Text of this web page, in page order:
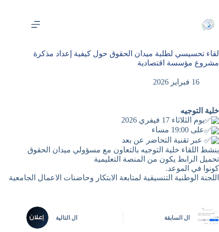
المحتوى
لقاء تحسيسي لطلبة ميدان الحقوق حول كيفية إعداد مذكرة
مشروع مؤسسة اقتصادية
16 فبراير 2026
خلية التوجيه
يوم الثلاثاء 17 فيفري 2026
على 19:00 مساء
عبر تقنية التحاضر عن بعد
ينشط اللقاء خلية التوجيه بالتعاون مع مسؤولي ميدان الحقوق
تحميل الرابط يكون من المنصة التعليمية
كونوا في الموعد.
اللجنة الوطنية التنسيقية لمتابعة الابتكار وحاضنات الاعمال الجامعية
ال السابقة ال التالية